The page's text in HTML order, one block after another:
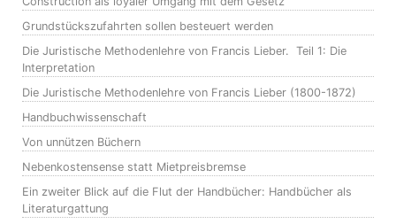
Grundstückszufahrten sollen besteuert werden
Die Juristische Methodenlehre von Francis Lieber. Teil 1: Die
Interpretation
Die Juristische Methodenlehre von Francis Lieber (1800-1872)
Handbuchwissenschaft
Von unnützen Büchern
Nebenkostensense statt Mietpreisbremse
Ein zweiter Blick auf die Flut der Handbücher: Handbücher als
Literaturgattung